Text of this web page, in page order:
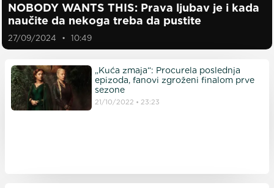
NOBODY WANTS THIS: Prava ljubav je i kada
naučite da nekoga treba da pustite
27/09/2024 10:49
„Kuća zmaja“: Procurela poslednja
epizoda, fanovi zgroženi finalom prve
sezone
21/10/2022 23:23